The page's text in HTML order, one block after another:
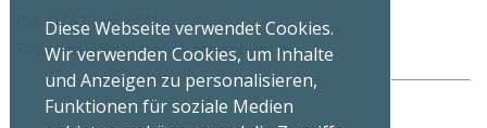
Diese Webseite verwendet Cookies.
Wir verwenden Cookies, um Inhalte
und Anzeigen zu personalisieren,
Funktionen für soziale Medien
Fax: 07472 9827715
E-Mail:mail@physioline-rottenburg.de